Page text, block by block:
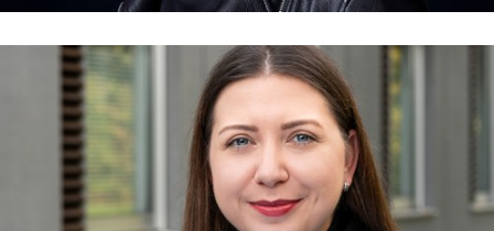
Koordination Sprachkurse / Lehrkraft
DaF/DaZ
+49 201 88-72971
Fax: +49 201 88-72299